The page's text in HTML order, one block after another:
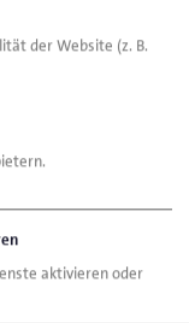
Bereiche
der Website (z. B.
aktivieren oder